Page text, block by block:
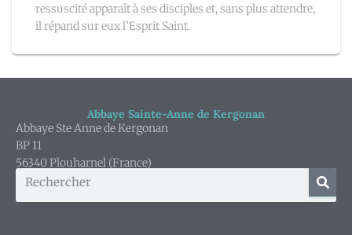
ressuscité apparaît à ses disciples et, sans plus attendre,
il répand sur eux l’Esprit Saint.
Abbaye Sainte-Anne de Kergonan
Abbaye Ste Anne de Kergonan
BP 11
56340 Plouharnel (France)